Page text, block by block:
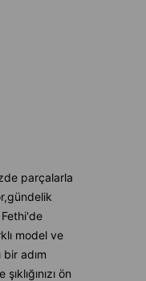
parçalarla
model ve
adım
ön